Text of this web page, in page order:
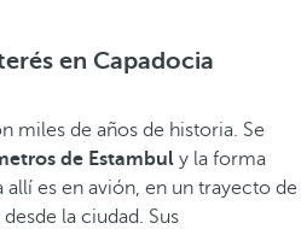
en Capadocia
miles de años de historia. Se
de Estambul y la forma
es en avión, en un trayecto de
la ciudad. Sus